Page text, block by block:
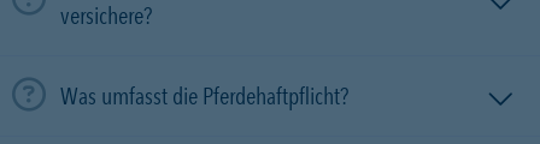
versichere?
Was umfasst die Pferdehaftpflicht?